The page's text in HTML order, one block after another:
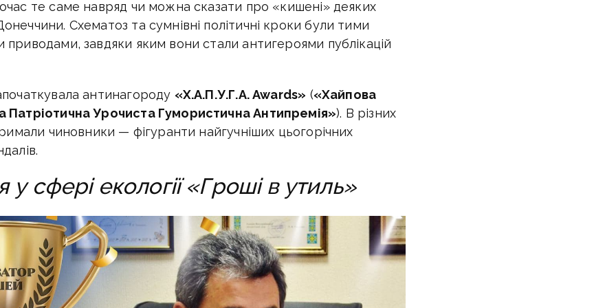
те саме навряд чи можна сказати про «кишені» деяких
Схематоз та сумнівні політичні кроки були тими
приводами, завдяки яким вони стали антигероями публікацій
антинагороду «Х.А.П.У.Г.А. Awards» («Хайпова
Патріотична Урочиста Гумористична Антипремія»). В різних
чиновники — фігуранти найгучніших цьогорічних
у сфері екології «Гроші в утиль»